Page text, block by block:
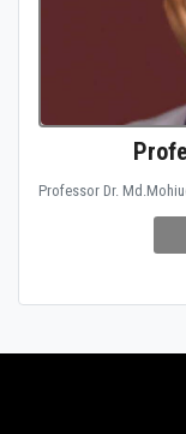
Professor Dr.